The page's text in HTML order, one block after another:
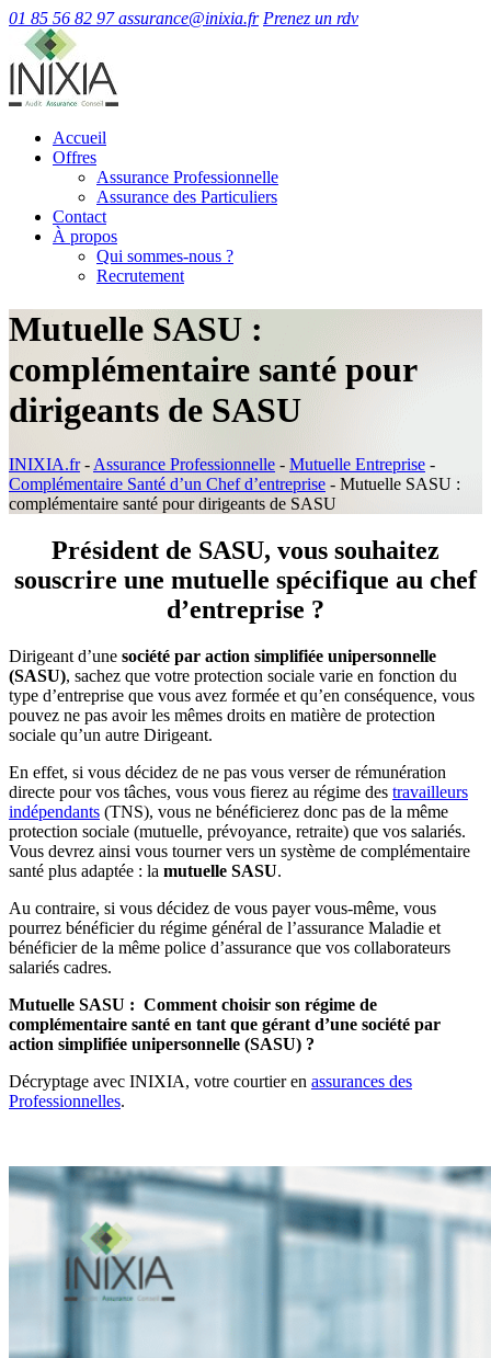
01 85 56 82 97 assurance@inixia.fr Prenez un rdv
Accueil
Offres
Assurance Professionnelle
Assurance des Particuliers
Contact
À propos
Qui sommes-nous ?
Recrutement
Mutuelle SASU :
complémentaire santé pour
dirigeants de SASU
INIXIA.fr- Assurance Professionnelle - Mutuelle Entreprise -
Complémentaire Santé d’un Chef d’entreprise - Mutuelle SASU :
complémentaire santé pour dirigeants de SASU
Président de SASU, vous souhaitez
souscrire une mutuelle spécifique au chef
d’entreprise ?
Dirigeant d’une société par action simplifiée unipersonnelle
(SASU), sachez que votre protection sociale varie en fonction du
type d’entreprise que vous avez formée et qu’en conséquence, vous
pouvez ne pas avoir les mêmes droits en matière de protection
sociale qu’un autre Dirigeant.
En effet, si vous décidez de ne pas vous verser de rémunération
directe pour vos tâches, vous vous fierez au régime des travailleurs
indépendants (TNS), vous ne bénéficierez donc pas de la même
protection sociale (mutuelle, prévoyance, retraite) que vos salariés.
Vous devrez ainsi vous tourner vers un système de complémentaire
santé plus adaptée : la mutuelle SASU.
Au contraire, si vous décidez de vous payer vous-même, vous
pourrez bénéficier du régime général de l’assurance Maladie et
bénéficier de la même police d’assurance que vos collaborateurs
salariés cadres.
Mutuelle SASU : Comment choisir son régime de
complémentaire santé en tant que gérant d’une société par
action simplifiée unipersonnelle (SASU) ?
Décryptage avec INIXIA, votre courtier en assurances des
Professionnelles.